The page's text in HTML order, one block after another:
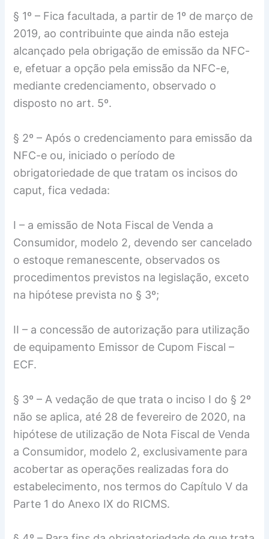
§ 1º – Fica facultada, a partir de 1º de março de
2019, ao contribuinte que ainda não esteja
alcançado pela obrigação de emissão da NFC-
e, efetuar a opção pela emissão da NFC-e,
mediante credenciamento, observado o
disposto no art. 5º.
§ 2º – Após o credenciamento para emissão da
NFC-e ou, iniciado o período de
obrigatoriedade de que tratam os incisos do
caput, fica vedada:
I – a emissão de Nota Fiscal de Venda a
Consumidor, modelo 2, devendo ser cancelado
o estoque remanescente, observados os
procedimentos previstos na legislação, exceto
na hipótese prevista no § 3º;
II – a concessão de autorização para utilização
de equipamento Emissor de Cupom Fiscal –
ECF.
§ 3º – A vedação de que trata o inciso I do § 2º
não se aplica, até 28 de fevereiro de 2020, na
hipótese de utilização de Nota Fiscal de Venda
a Consumidor, modelo 2, exclusivamente para
acobertar as operações realizadas fora do
estabelecimento, nos termos do Capítulo V da
Parte 1 do Anexo IX do RICMS.